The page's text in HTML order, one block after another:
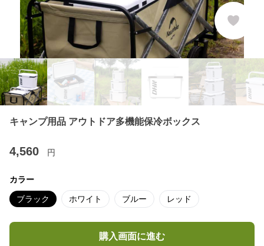
キャンプ用品 アウトドア多機能保冷ボックス
4,560 円
カラー
ブラック ホワイト ブルー レッド
購入画面に進む